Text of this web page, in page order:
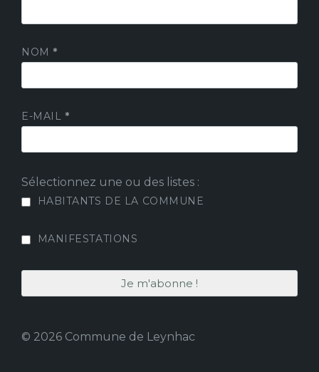
NOM *
E-MAIL *
Sélectionnez une ou des listes :
HABITANTS DE LA COMMUNE
MANIFESTATIONS
© 2026 Commune de Leynhac